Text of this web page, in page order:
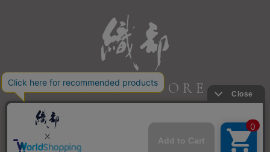
ONLINE STORE
COPYRIGHT © ORIBE ALL RIGHTS RESERVED.